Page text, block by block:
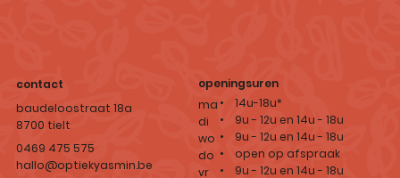
contact
baudeloostraat 18a
8700 tielt
0469 475 575
hallo@optiekyasmin.be
ma
di
wo
do
vr
• 14u-18u*
• 9u - 12u en 14u - 18u
• 9u - 12u en 14u - 18u
• open op afspraak
• 9u - 12u en 14u - 18u
openingsuren